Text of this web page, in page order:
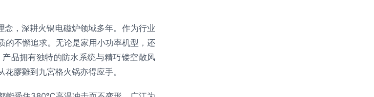
念，深耕火锅电磁炉领域多年。作为行业
的不懈追求。无论是家用小功率机型，还
品拥有独特的防水系统与精巧镂空散风
膠雞到九宮格火锅亦得应手。